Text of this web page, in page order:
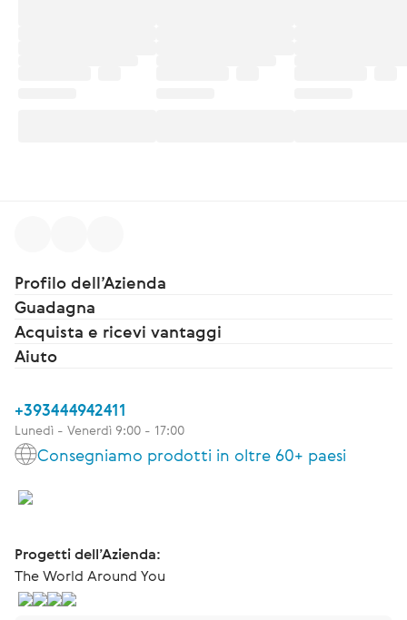
Profilo dell’Azienda
Guadagna
Acquista e ricevi vantaggi
Aiuto
+393444942411
Lunedì - Venerdì 9:00 - 17:00
Consegniamo prodotti in oltre 60+ paesi
Progetti dell’Azienda:
The World Around You